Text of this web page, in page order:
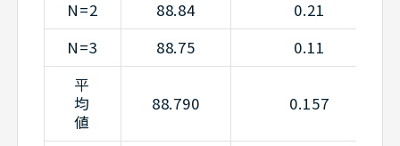
N=2
88.84
0.21
N=3
88.75
0.11
平
均
値
88.790 0.157